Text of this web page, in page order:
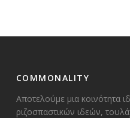
COMMONALITY
Αποτελούμε μια κοινότητα
ριζοσπαστικών ιδεών,